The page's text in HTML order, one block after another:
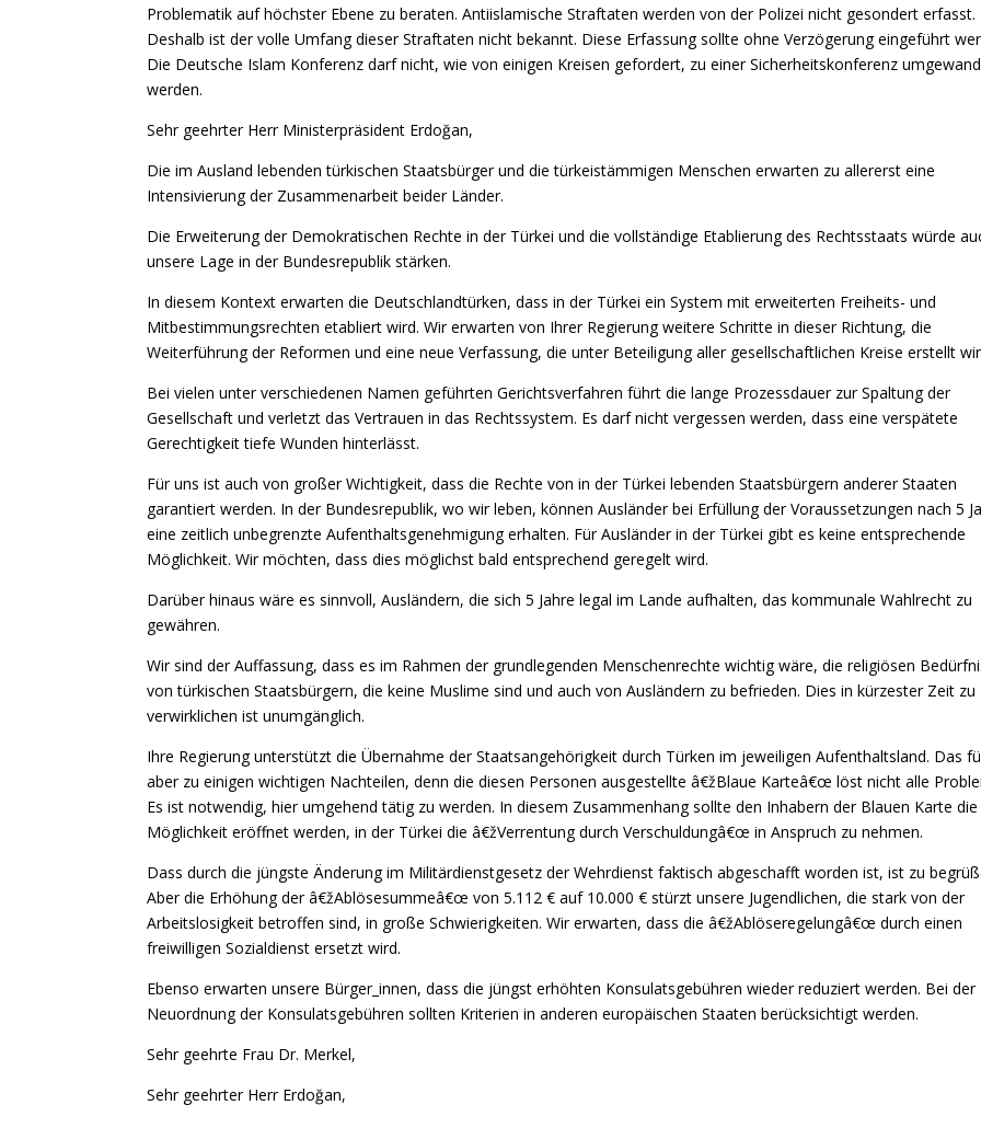
Problematik auf höchster Ebene zu beraten. Antiislamische Straftaten werden von der Polizei nicht gesondert erfasst.
Deshalb ist der volle Umfang dieser Straftaten nicht bekannt. Diese Erfassung sollte ohne Verzögerung eingeführt
Die Deutsche Islam Konferenz darf nicht, wie von einigen Kreisen gefordert, zu einer Sicherheitskonferenz
werden.
Sehr geehrter Herr Ministerpräsident Erdoğan,
Die im Ausland lebenden türkischen Staatsbürger und die türkeistämmigen Menschen erwarten zu allererst eine
Intensivierung der Zusammenarbeit beider Länder.
Die Erweiterung der Demokratischen Rechte in der Türkei und die vollständige Etablierung des Rechtsstaats würde
unsere Lage in der Bundesrepublik stärken.
In diesem Kontext erwarten die Deutschlandtürken, dass in der Türkei ein System mit erweiterten Freiheits- und
Mitbestimmungsrechten etabliert wird. Wir erwarten von Ihrer Regierung weitere Schritte in dieser Richtung, die
Weiterführung der Reformen und eine neue Verfassung, die unter Beteiligung aller gesellschaftlichen Kreise erstellt
Bei vielen unter verschiedenen Namen geführten Gerichtsverfahren führt die lange Prozessdauer zur Spaltung der
Gesellschaft und verletzt das Vertrauen in das Rechtssystem. Es darf nicht vergessen werden, dass eine verspätete
Gerechtigkeit tiefe Wunden hinterlässt.
Für uns ist auch von großer Wichtigkeit, dass die Rechte von in der Türkei lebenden Staatsbürgern anderer Staaten
garantiert werden. In der Bundesrepublik, wo wir leben, können Ausländer bei Erfüllung der Voraussetzungen nach 5
eine zeitlich unbegrenzte Aufenthaltsgenehmigung erhalten. Für Ausländer in der Türkei gibt es keine entsprechende
Möglichkeit. Wir möchten, dass dies möglichst bald entsprechend geregelt wird.
Darüber hinaus wäre es sinnvoll, Ausländern, die sich 5 Jahre legal im Lande aufhalten, das kommunale Wahlrecht zu
gewähren.
Wir sind der Auffassung, dass es im Rahmen der grundlegenden Menschenrechte wichtig wäre, die religiösen
von türkischen Staatsbürgern, die keine Muslime sind und auch von Ausländern zu befrieden. Dies in kürzester Zeit zu
verwirklichen ist unumgänglich.
Ihre Regierung unterstützt die Übernahme der Staatsangehörigkeit durch Türken im jeweiligen Aufenthaltsland. Das
aber zu einigen wichtigen Nachteilen, denn die diesen Personen ausgestellte â€žBlaue Karteâ€œ löst nicht alle
Es ist notwendig, hier umgehend tätig zu werden. In diesem Zusammenhang sollte den Inhabern der Blauen Karte die
Möglichkeit eröffnet werden, in der Türkei die â€žVerrentung durch Verschuldungâ€œ in Anspruch zu nehmen.
Dass durch die jüngste Änderung im Militärdienstgesetz der Wehrdienst faktisch abgeschafft worden ist, ist zu
Aber die Erhöhung der â€žAblösesummeâ€œ von 5.112 € auf 10.000 € stürzt unsere Jugendlichen, die stark von der
Arbeitslosigkeit betroffen sind, in große Schwierigkeiten. Wir erwarten, dass die â€žAblöseregelungâ€œ durch einen
freiwilligen Sozialdienst ersetzt wird.
Ebenso erwarten unsere Bürger_innen, dass die jüngst erhöhten Konsulatsgebühren wieder reduziert werden. Bei der
Neuordnung der Konsulatsgebühren sollten Kriterien in anderen europäischen Staaten berücksichtigt werden.
Sehr geehrte Frau Dr. Merkel,
Sehr geehrter Herr Erdoğan,